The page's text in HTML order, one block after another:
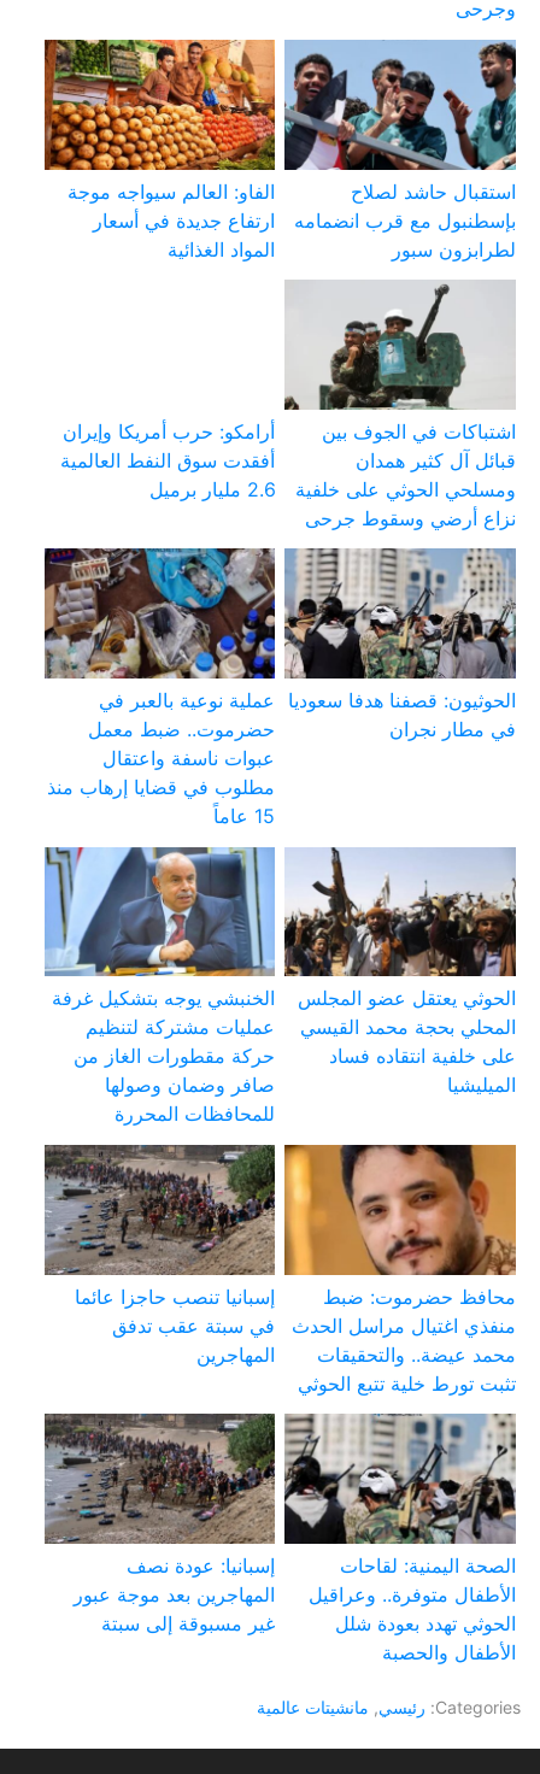
وجرحى
استقبال حاشد لصلاح
بإسطنبول مع قرب انضمامه
لطرابزون سبور
الفاو: العالم سيواجه موجة
ارتفاع جديدة في أسعار
المواد الغذائية
اشتباكات في الجوف بين
قبائل آل كثير همدان
ومسلحي الحوثي على خلفية
نزاع أرضي وسقوط جرحى
أرامكو: حرب أمريكا وإيران
أفقدت سوق النفط العالمية
2.6 مليار برميل
الحوثيون: قصفنا هدفا سعوديا
في مطار نجران
عملية نوعية بالعبر في
حضرموت.. ضبط معمل
عبوات ناسفة واعتقال
مطلوب في قضايا إرهاب منذ
15 عاماً
الحوثي يعتقل عضو المجلس
المحلي بحجة محمد القيسي
على خلفية انتقاده فساد
الميليشيا
الخنبشي يوجه بتشكيل غرفة
عمليات مشتركة لتنظيم
حركة مقطورات الغاز من
صافر وضمان وصولها
للمحافظات المحررة
محافظ حضرموت: ضبط
منفذي اغتيال مراسل الحدث
محمد عيضة.. والتحقيقات
تثبت تورط خلية تتبع الحوثي
إسبانيا تنصب حاجزا عائما
في سبتة عقب تدفق
المهاجرين
الصحة اليمنية: لقاحات
الأطفال متوفرة.. وعراقيل
الحوثي تهدد بعودة شلل
الأطفال والحصبة
إسبانيا: عودة نصف
المهاجرين بعد موجة عبور
غير مسبوقة إلى سبتة
Categories: رئيسي, مانشيتات عالمية